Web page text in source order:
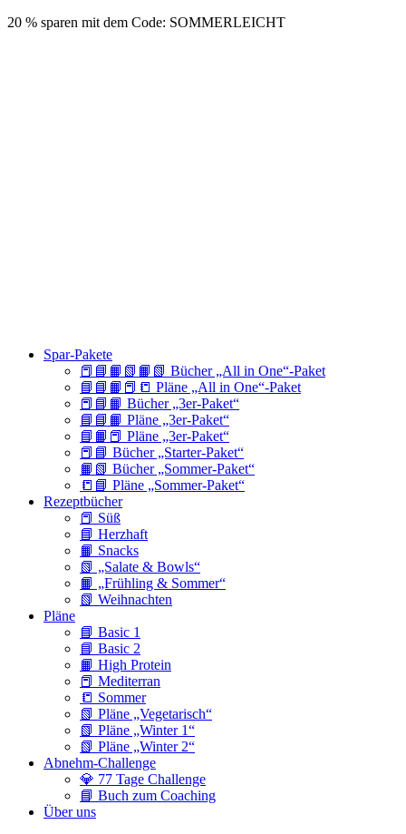
20 % sparen mit dem Code: SOMMERLEICHT
Spar-Pakete
📕📘📙📗📙📗 Bücher „All in One“-Paket
📘📘📙📕📒 Pläne „All in One“-Paket
📕📘📙 Bücher „3er-Paket“
📘📘📙 Pläne „3er-Paket“
📘📙📕 Pläne „3er-Paket“
📕📘 Bücher „Starter-Paket“
📙📗 Bücher „Sommer-Paket“
📒📘 Pläne „Sommer-Paket“
Rezeptbücher
📕 Süß
📘 Herzhaft
📙 Snacks
📗 „Salate & Bowls“
📙 „Frühling & Sommer“
📗 Weihnachten
Pläne
📘 Basic 1
📘 Basic 2
📙 High Protein
📕 Mediterran
📒 Sommer
📗 Pläne „Vegetarisch“
📗 Pläne „Winter 1“
📗 Pläne „Winter 2“
Abnehm-Challenge
💎 77 Tage Challenge
📘 Buch zum Coaching
Über uns